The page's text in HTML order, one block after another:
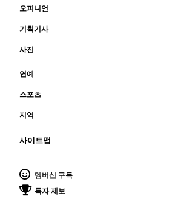
오피니언
기획기사
사진
연예
스포츠
지역
사이트맵
멤버십 구독
독자 제보